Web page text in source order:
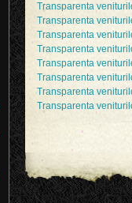
Transparenta
Transparenta
Transparenta
Transparenta
Transparenta
Transparenta
Transparenta
Transparenta